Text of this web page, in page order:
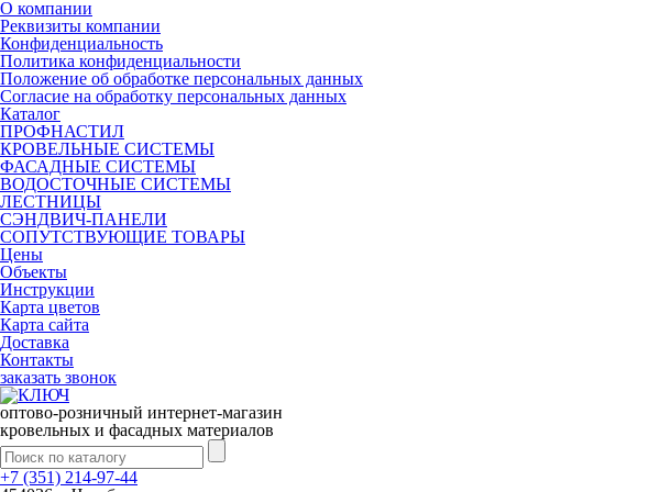
О компании
Реквизиты компании
Конфиденциальность
Политика конфиденциальности
Положение об обработке персональных данных
Согласие на обработку персональных данных
Каталог
ПРОФНАСТИЛ
КРОВЕЛЬНЫЕ СИСТЕМЫ
ФАСАДНЫЕ СИСТЕМЫ
ВОДОСТОЧНЫЕ СИСТЕМЫ
ЛЕСТНИЦЫ
СЭНДВИЧ-ПАНЕЛИ
СОПУТСТВУЮЩИЕ ТОВАРЫ
Цены
Объекты
Инструкции
Карта цветов
Карта сайта
Доставка
Контакты
заказать звонок
оптово-розничный интернет-магазин
кровельных и фасадных материалов
+7 (351) 214-97-44